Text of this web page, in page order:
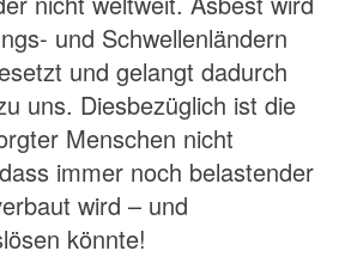
und Schwellenländern
und gelangt dadurch
uns. Diesbezüglich ist die
Menschen nicht
immer noch belastender
wird – und
könnte!